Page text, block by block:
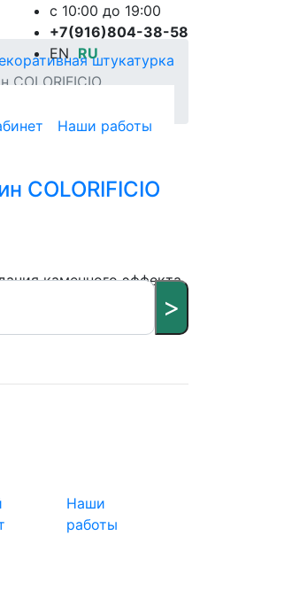
c 10:00 до 19:00
+7(916)804-38-58
EN RU
Наши работы
>
Наши
работы
штукатурка
COLORIFICIO
COLORIFICIO
каменного эффекта